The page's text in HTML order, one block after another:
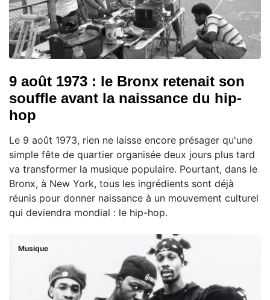
9 août 1973 : le Bronx retenait son
souffle avant la naissance du hip-
hop
Le 9 août 1973, rien ne laisse encore présager qu'une
simple fête de quartier organisée deux jours plus tard
va transformer la musique populaire. Pourtant, dans le
Bronx, à New York, tous les ingrédients sont déjà
réunis pour donner naissance à un mouvement culturel
qui deviendra mondial : le hip-hop.
Musique